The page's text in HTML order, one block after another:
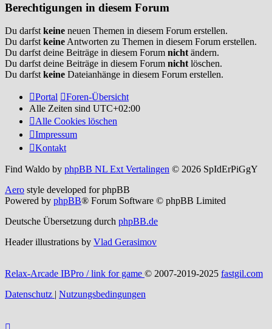
Berechtigungen in diesem Forum
Du darfstkeine neuen Themen in diesem Forum erstellen.
Du darfstkeineAntworten zu Themen in diesem Forum erstellen.
Du darfst deine Beiträge in diesem Forum nichtändern.
Du darfst deine Beiträge in diesem Forum nichtlöschen.
Du darfstkeine Dateianhänge in diesem Forum erstellen.
Portal
Foren-Übersicht
Alle Zeiten sind UTC+02:00
Alle Cookies löschen
Impressum
Kontakt
Find Waldo by phpBB NL Ext Vertalingen © 2026 SpIdErPiGgY
Aero style developed for phpBB
Powered by phpBB® Forum Software © phpBB Limited
Deutsche Übersetzung durch phpBB.de
Header illustrations by Vlad Gerasimov
Relax-Arcade IBPro / link for game © 2007-2019-2025 fastgil.com
Datenschutz | Nutzungsbedingungen